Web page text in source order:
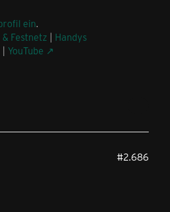
ein.
& Festnetz | Handys
| YouTube
#2.686